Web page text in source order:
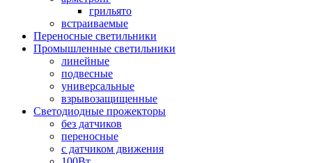
грильято
встраиваемые
Переносные светильники
Промышленные светильники
линейные
подвесные
универсальные
взрывозащищенные
Светодиодные прожекторы
без датчиков
переносные
с датчиком движения